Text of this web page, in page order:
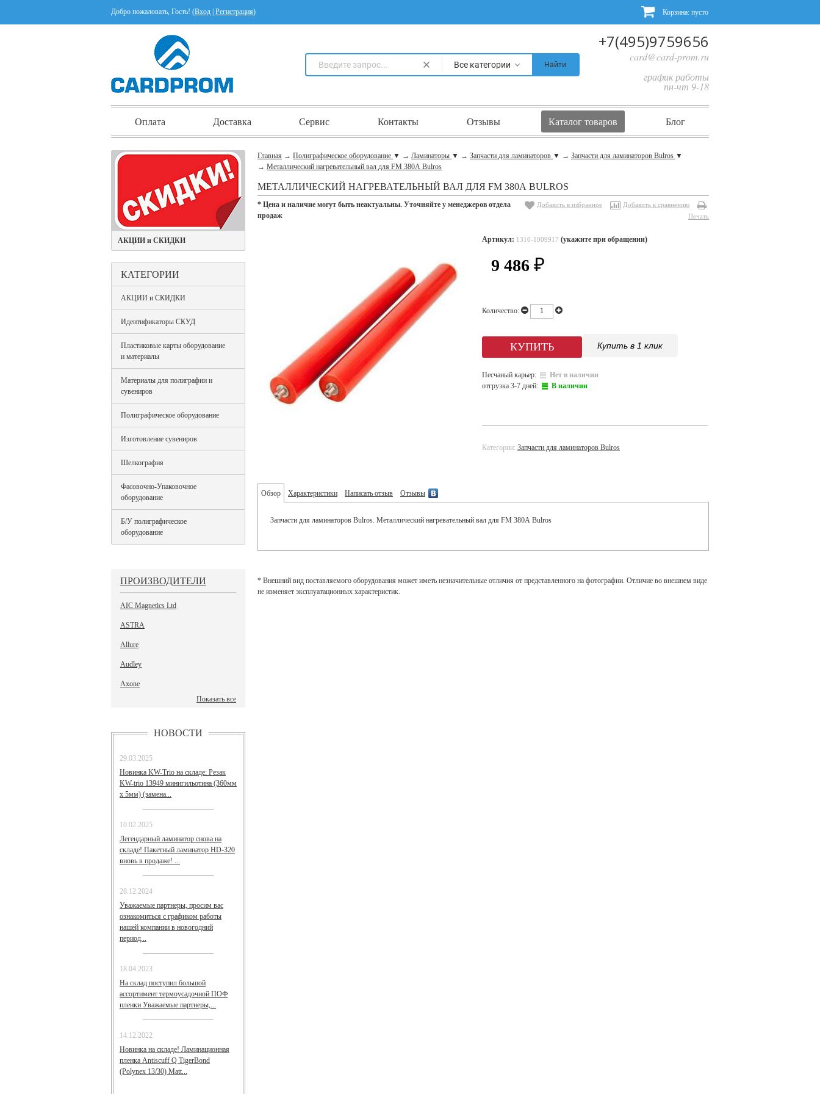
Добро пожаловать, Гость! (Вход Регистрация) Корзина: пусто
Все категории Найти
+7(495)9759656
card@card-prom.ru
график работы
пн-чт 9-18
Оплата Доставка Сервис Контакты Отзывы Каталог товаров Блог
АКЦИИ и СКИДКИ
КАТЕГОРИИ
АКЦИИ и СКИДКИ
Идентификаторы СКУД
Пластиковые карты оборудование
и материалы
Материалы для полиграфии и
сувениров
Полиграфическое оборудование
Изготовление сувениров
Шелкография
Фасовочно-Упаковочное
оборудование
Б/У полиграфическое
оборудование
ПРОИЗВОДИТЕЛИ
AIC Magnetics Ltd
ASTRA
Allure
Audley
Axone
Показать все
НОВОСТИ
29.03.2025
Новинка KW-Trio на складе: Резак
KW-trio 13949 минигильотина (360мм
х 5мм) (замена...
10.02.2025
Легендарный ламинатор снова на
складе! Пакетный ламинатор HD-320
вновь в продаже! ...
28.12.2024
Уважаемые партнеры, просим вас
ознакомиться с графиком работы
нашей компании в новогодний
период...
18.04.2023
На склад поступил большой
ассортимент термоусадочной ПОФ
пленки Уважаемые партнеры,...
14.12.2022
Новинка на складе! Ламинационная
пленка Antiscuff Q TigerBond
(Polynex 13/30) Matt...
Главная → Полиграфическое оборудование ▼ → Ламинаторы ▼ → Запчасти для ламинаторов ▼ → Запчасти для ламинаторов Bulros ▼
→ Металлический нагревательный вал для FM 380А Bulros
МЕТАЛЛИЧЕСКИЙ НАГРЕВАТЕЛЬНЫЙ ВАЛ ДЛЯ FM 380А BULROS
* Цена и наличие могут быть неактуальны. Уточняйте у менеджеров отдела
продаж
Добавить в избранное
Добавить к сравнению
Печать
Артикул: 1310-1009917 (укажите при обращении)
9 486 ₽
Количество:
Купить в 1 клик
Песчаный карьер:
Нет в наличии
отгрузка 3-7 дней:
В наличии
Категории: Запчасти для ламинаторов Bulros
Обзор Характеристики Написать отзыв Отзывы
Запчасти для ламинаторов Bulros. Металлический нагревательный вал для FM 380А Bulros
* Внешний вид поставляемого оборудования может иметь незначительные отличия от представленного на фотографии. Отличие во внешнем виде
не изменяет эксплуатационных характеристик.